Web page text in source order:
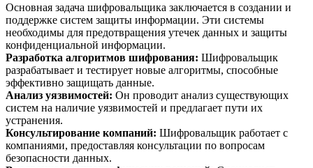
Основная задача шифровальщика заключается в создании и
поддержке систем защиты информации. Эти системы
необходимы для предотвращения утечек данных и защиты
конфиденциальной информации.
Разработка алгоритмов шифрования: Шифровальщик
разрабатывает и тестирует новые алгоритмы, способные
эффективно защищать данные.
Анализ уязвимостей: Он проводит анализ существующих
систем на наличие уязвимостей и предлагает пути их
устранения.
Консультирование компаний: Шифровальщик работает с
компаниями, предоставляя консультации по вопросам
безопасности данных.